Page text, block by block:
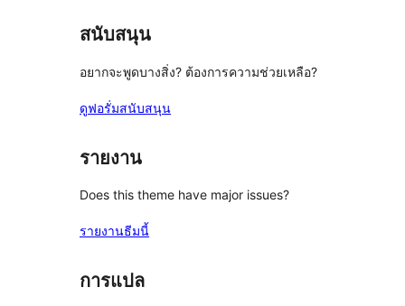
สนับสนุน
อยากจะพูดบางสิ่ง? ต้องการความช่วยเหลือ?
ดูฟอรั่มสนับสนุน
รายงาน
Does this theme have major issues?
รายงานธีมนี้
การแปล